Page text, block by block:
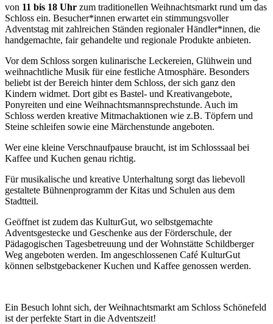
von 11 bis 18 Uhr zum traditionellen Weihnachtsmarkt rund um das
Schloss ein. Besucher*innen erwartet ein stimmungsvoller
Adventstag mit zahlreichen Ständen regionaler Händler*innen, die
handgemachte, fair gehandelte und regionale Produkte anbieten.
Vor dem Schloss sorgen kulinarische Leckereien, Glühwein und
weihnachtliche Musik für eine festliche Atmosphäre. Besonders
beliebt ist der Bereich hinter dem Schloss, der sich ganz den
Kindern widmet. Dort gibt es Bastel- und Kreativangebote,
Ponyreiten und eine Weihnachtsmannsprechstunde. Auch im
Schloss werden kreative Mitmachaktionen wie z.B. Töpfern und
Steine schleifen sowie eine Märchenstunde angeboten.
Wer eine kleine Verschnaufpause braucht, ist im Schlosssaal bei
Kaffee und Kuchen genau richtig.
Für musikalische und kreative Unterhaltung sorgt das liebevoll
gestaltete Bühnenprogramm der Kitas und Schulen aus dem
Stadtteil.
Geöffnet ist zudem das KulturGut, wo selbstgemachte
Adventsgestecke und Geschenke aus der Förderschule, der
Pädagogischen Tagesbetreuung und der Wohnstätte Schildberger
Weg angeboten werden. Im angeschlossenen Café KulturGut
können selbstgebackener Kuchen und Kaffee genossen werden.
Ein Besuch lohnt sich, der Weihnachtsmarkt am Schloss Schönefeld
ist der perfekte Start in die Adventszeit!